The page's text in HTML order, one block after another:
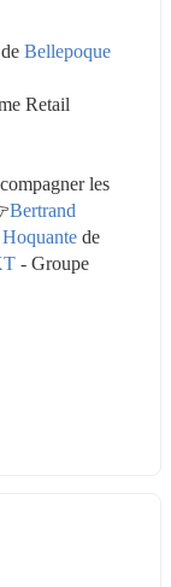
Bellepoque
Retail
les
Bertrand
de
- Groupe